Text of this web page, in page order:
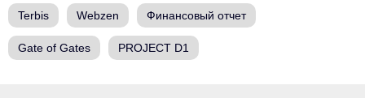
Terbis Webzen Финансовый отчет
Gate of Gates PROJECT D1